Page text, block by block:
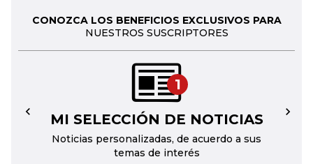
CONOZCA LOS BENEFICIOS EXCLUSIVOS PARA
NUESTROS SUSCRIPTORES
1
MI SELECCIÓN DE NOTICIAS
Noticias personalizadas, de acuerdo a sus
temas de interés
← →